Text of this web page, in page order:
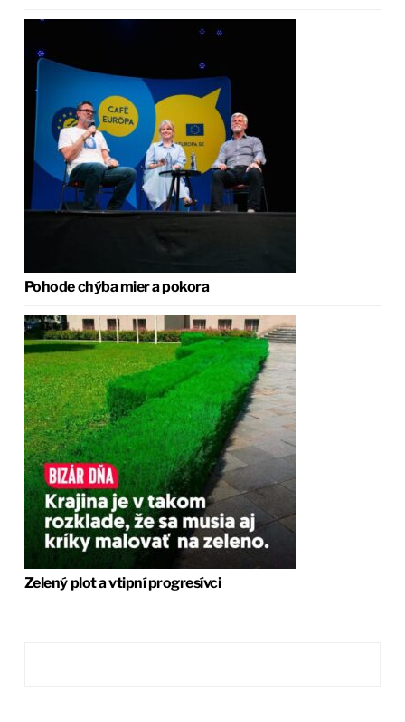
Pohode chýba mier a pokora
Zelený plot a vtipní progresívci